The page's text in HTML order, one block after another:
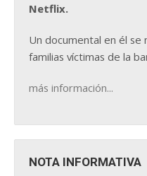
Netflix.
Un documental en él
familias víctimas de la
más información...
NOTA INFORMATIVA